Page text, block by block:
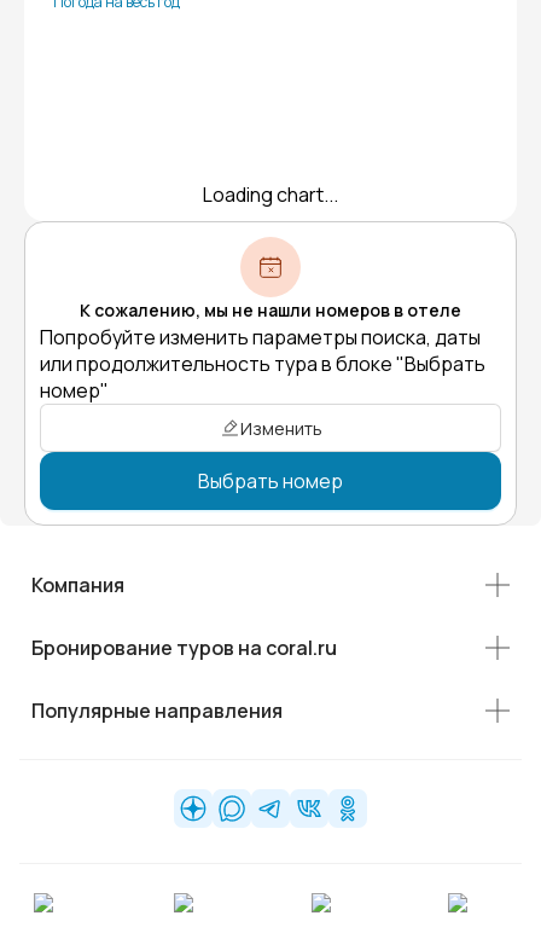
Loading chart...
К сожалению, мы не нашли номеров в отеле
Попробуйте изменить параметры поиска, даты
или продолжительность тура в блоке "Выбрать
номер"
Изменить
Выбрать номер
Компания
Бронирование туров на coral.ru
Популярные направления